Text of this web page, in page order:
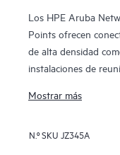
Los HPE Aruba
Points ofrecen
de alta densidad
instalaciones de
hasta 2,97 Gbps,
OFDMA, MU-MIMO
Mostrar más
N.º SKU JZ345A